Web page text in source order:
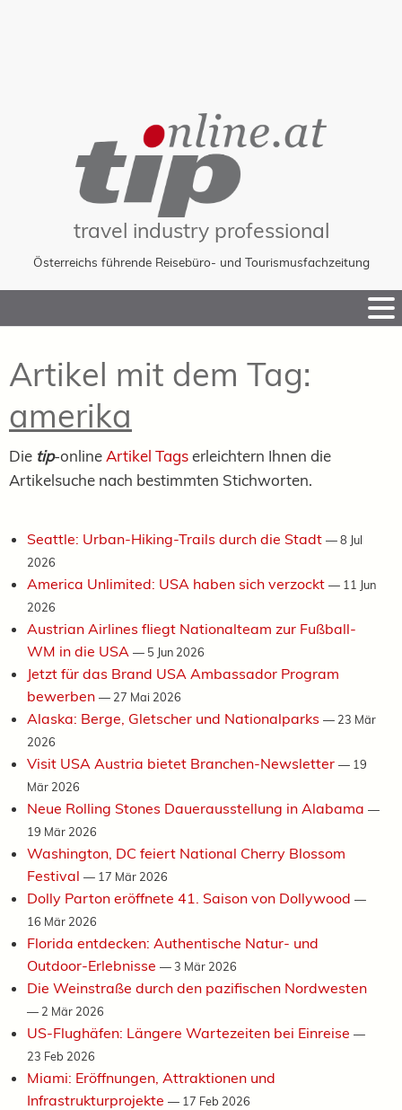
travel industry professional
Österreichs führende Reisebüro- und Tourismusfachzeitung
to
Artikel mit dem Tag:
amerika
Die tip-online Artikel Tagserleichtern Ihnen die
Artikelsuche nach bestimmten Stichworten.
Seattle: Urban-Hiking-Trails durch die Stadt —8 Jul
2026
America Unlimited: USA haben sich verzockt — 11 Jun
2026
Austrian Airlines fliegt Nationalteam zur Fußball-
WM in die USA — 5 Jun 2026
Jetzt für das Brand USA Ambassador Program
bewerben — 27 Mai 2026
Alaska: Berge, Gletscher und Nationalparks — 23 Mär
2026
Visit USA Austria bietet Branchen-Newsletter — 19
Mär 2026
Neue Rolling Stones Dauerausstellung in Alabama —
19 Mär 2026
Washington, DC feiert National Cherry Blossom
Festival — 17 Mär 2026
Dolly Parton eröffnete 41. Saison von Dollywood —
16 Mär 2026
Florida entdecken: Authentische Natur- und
Outdoor-Erlebnisse —3 Mär 2026
Die Weinstraße durch den pazifischen Nordwesten
— 2 Mär 2026
US-Flughäfen: Längere Wartezeiten bei Einreise —
23 Feb 2026
Miami: Eröffnungen, Attraktionen und
Infrastrukturprojekte — 17 Feb 2026